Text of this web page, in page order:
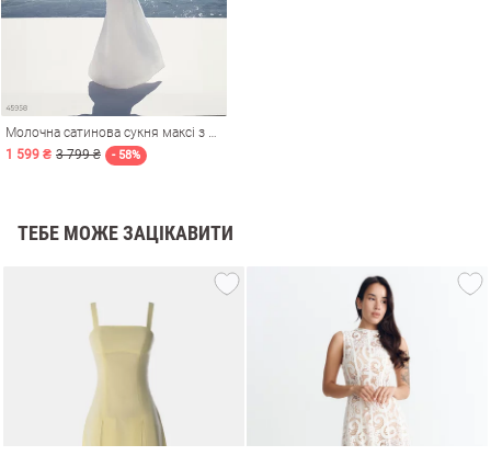
Молочна сатинова сукня максі з мереживом
1 599 ₴ 3 799 ₴ - 58%
ТЕБЕ МОЖЕ ЗАЦІКАВИТИ